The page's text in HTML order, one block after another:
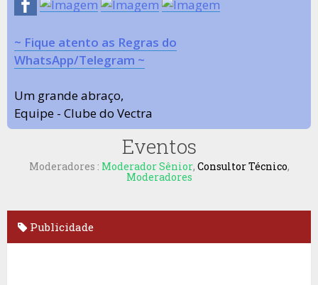
~ Fique atento as Regras do
WhatsApp/Telegram ~
Um grande abraço,
Equipe - Clube do Vectra
Eventos
Moderadores : Moderador Sênior, Consultor Técnico,
Moderadores
Publicidade